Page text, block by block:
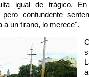
igual de trágico. En
contundente
a un tirano, lo merece".